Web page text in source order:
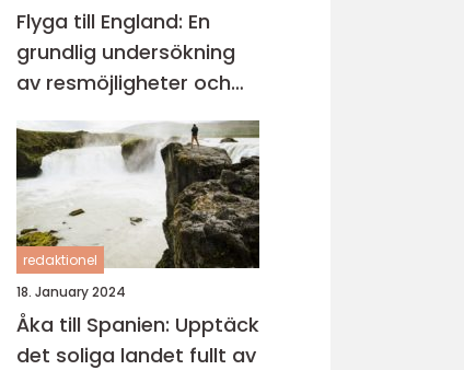
Flyga till England: En
grundlig undersökning
av resmöjligheter och
redaktionel
18. January 2024
Åka till Spanien: Upptäck
det soliga landet fullt av